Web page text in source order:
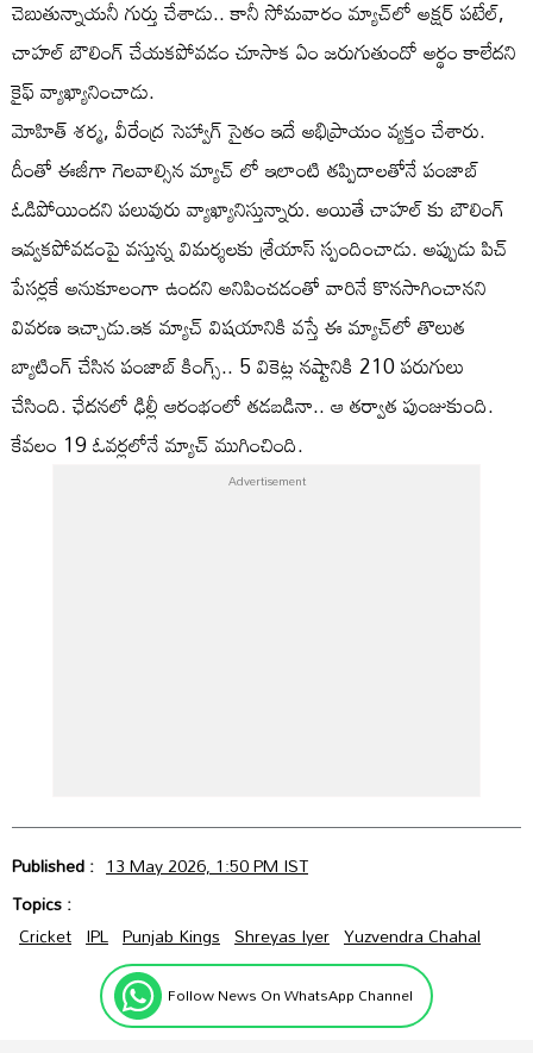
చెబుతున్నాయనీ గుర్తు చేశాడు.. కానీ సోమవారం మ్యాచ్‌లో అక్షర్‌ పటేల్‌,
చాహల్ బౌలింగ్ చేయకపోవడం చూసాక ఏం జరుగుతుందో అర్థం కాలేదని
కైఫ్ వ్యాఖ్యానించాడు.
మోహిత్ శర్మ, వీరేంద్ర సెహ్వాగ్ సైతం ఇదే అభిప్రాయం వ్యక్తం చేశారు.
దీంతో ఈజీగా గెలవాల్సిన మ్యాచ్ లో ఇలాంటి తప్పిదాలతోనే పంజాబ్
ఓడిపోయిందని పలువురు వ్యాఖ్యానిస్తున్నారు. అయితే చాహల్ కు బౌలింగ్
ఇవ్వకపోవడంపై వస్తున్న విమర్శలకు శ్రేయాస్ స్పందించాడు. అప్పుడు పిచ్
పేసర్లకే అనుకూలంగా ఉందని అనిపించడంతో వారినే కొనసాగించానని
వివరణ ఇచ్చాడు.ఇక మ్యాచ్ విషయానికి వస్తే ఈ మ్యాచ్‌లో తొలుత
బ్యాటింగ్ చేసిన పంజాబ్ కింగ్స్.. 5 వికెట్ల నష్టానికి 210 పరుగులు
చేసింది. ఛేదనలో ఢిల్లీ ఆరంభంలో తడబడినా.. ఆ తర్వాత పుంజుకుంది.
కేవలం 19 ఓవర్లలోనే మ్యాచ్ ముగించింది.
Published : 13 May 2026, 1:50 PM IST
Topics :
Cricket IPL Punjab Kings Shreyas Iyer Yuzvendra Chahal
Follow News On WhatsApp Channel